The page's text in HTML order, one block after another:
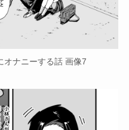
オナニーする話 画像7